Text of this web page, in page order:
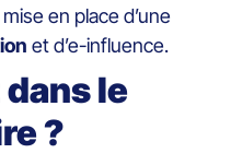
en place d’une
et d’e-influence.
le
?